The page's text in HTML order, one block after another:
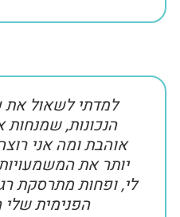
למדתי לשאול את
הנכונות, שמנחות
אוהבת ומה אני
יותר את
לי, ופחות מתרסקת
הפנימית שלי